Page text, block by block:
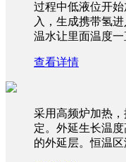
过程中低液位开
入，生成携带氢
温水让里面温度一
查看详情
采用高频炉加热
定。外延生长温
的外延层。恒温